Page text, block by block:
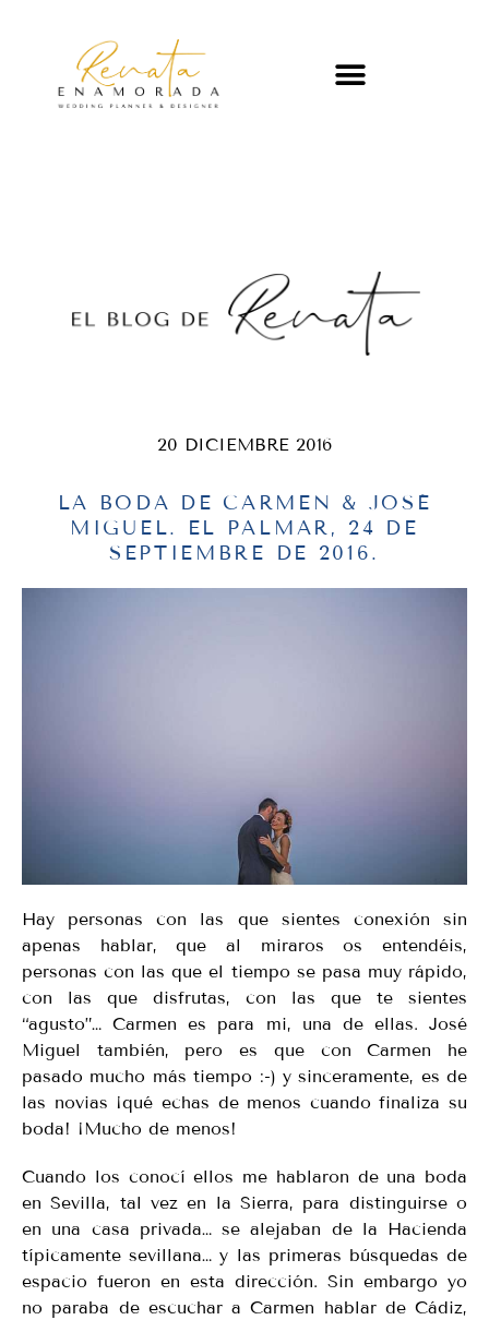
20 DICIEMBRE 2016
LA BODA DE CARMEN & JOSÉ
MIGUEL. EL PALMAR, 24 DE
SEPTIEMBRE DE 2016.
Hay personas con las que sientes conexión sin
apenas hablar, que al miraros os entendéis,
personas con las que el tiempo se pasa muy rápido,
con las que disfrutas, con las que te sientes
“agusto”… Carmen es para mi, una de ellas. José
Miguel también, pero es que con Carmen he
pasado mucho más tiempo :-) y sinceramente, es de
las novias ¡qué echas de menos cuando finaliza su
boda! ¡Mucho de menos!
Cuando los conocí ellos me hablaron de una boda
en Sevilla, tal vez en la Sierra, para distinguirse o
en una casa privada… se alejaban de la Hacienda
típicamente sevillana… y las primeras búsquedas de
espacio fueron en esta dirección. Sin embargo yo
no paraba de escuchar a Carmen hablar de Cádiz,